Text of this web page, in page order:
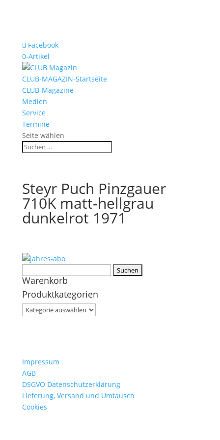
Facebook
0-Artikel
CLUB-MAGAZIN-Startseite
CLUB-Magazine
Medien
Service
Termine
Seite wählen
Steyr Puch Pinzgauer
710K matt-hellgrau
dunkelrot 1971
nach:
Warenkorb
Produktkategorien
Impressum
AGB
DSGVO Datenschutzerklärung
Lieferung, Versand und Umtausch
Cookies